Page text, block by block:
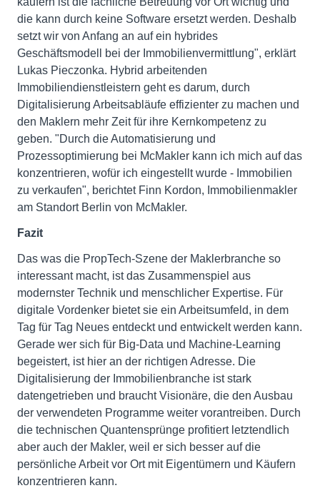
die kann durch keine Software ersetzt werden. Deshalb
setzt wir von Anfang an auf ein hybrides
Geschäftsmodell bei der Immobilienvermittlung", erklärt
Lukas Pieczonka. Hybrid arbeitenden
Immobiliendienstleistern geht es darum, durch
Digitalisierung Arbeitsabläufe effizienter zu machen und
den Maklern mehr Zeit für ihre Kernkompetenz zu
geben. "Durch die Automatisierung und
Prozessoptimierung bei McMakler kann ich mich auf das
konzentrieren, wofür ich eingestellt wurde - Immobilien
zu verkaufen", berichtet Finn Kordon, Immobilienmakler
am Standort Berlin von McMakler.
Fazit
Das was die PropTech-Szene der Maklerbranche so
interessant macht, ist das Zusammenspiel aus
modernster Technik und menschlicher Expertise. Für
digitale Vordenker bietet sie ein Arbeitsumfeld, in dem
Tag für Tag Neues entdeckt und entwickelt werden kann.
Gerade wer sich für Big-Data und Machine-Learning
begeistert, ist hier an der richtigen Adresse. Die
Digitalisierung der Immobilienbranche ist stark
datengetrieben und braucht Visionäre, die den Ausbau
der verwendeten Programme weiter vorantreiben. Durch
die technischen Quantensprünge profitiert letztendlich
aber auch der Makler, weil er sich besser auf die
persönliche Arbeit vor Ort mit Eigentümern und Käufern
konzentrieren kann.